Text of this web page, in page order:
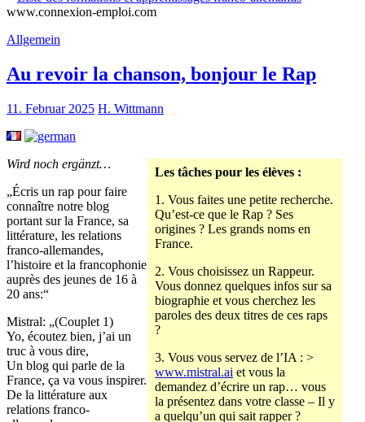
www.connexion-emploi.com
Allgemein
Au revoir la chanson, bonjour le Rap
11. Februar 2025 H. Wittmann
Les tâches pour les élèves :
1. Vous faites une petite recherche.
Qu’est-ce que le Rap ? Ses
origines ? Les grands noms en
France.
2. Vous choisissez un Rappeur.
Vous donnez quelques infos sur sa
biographie et vous cherchez les
paroles des deux titres de ces raps
?
3. Vous vous servez de l’IA : >
www.mistral.ai et vous la
demandez d’écrire un rap… vous
la présentez dans votre classe – Il y
a quelqu’un qui sait rapper ?
Wird noch ergänzt…
„Écris un rap pour faire
connaître notre blog
portant sur la France, sa
littérature, les relations
franco-allemandes,
l’histoire et la francophonie
auprès des jeunes de 16 à
20 ans:“
Mistral: „(Couplet 1)
Yo, écoutez bien, j’ai un
truc à vous dire,
Un blog qui parle de la
France, ça va vous inspirer.
De la littérature aux
relations franco-